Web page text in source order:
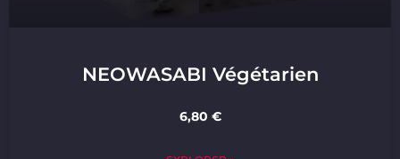
NEOWASABI Végétarien
6,80 €